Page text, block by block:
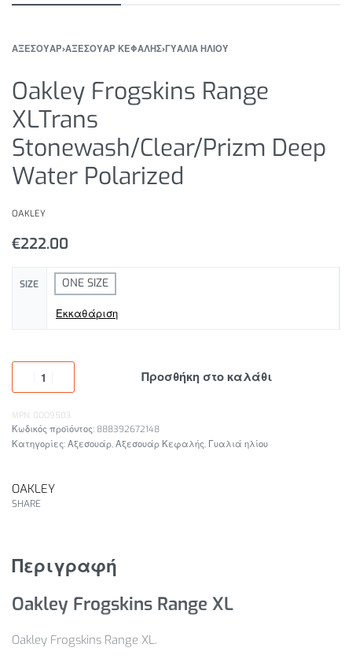
ΑΞΕΣΟΥΑΡ›ΑΞΕΣΟΥΑΡ ΚΕΦΑΛΗΣ›ΓΥΑΛΙΑ ΗΛΙΟΥ
Oakley Frogskins Range
XLTrans
Stonewash/Clear/Prizm Deep
Water Polarized
OAKLEY
€222.00
SIZE ONE SIZE
Εκκαθάριση
Προσθήκη στο καλάθι
MPN: 0OO9503
888392672148
Κατηγορίες: Αξεσουάρ, Αξεσουάρ Κεφαλής, Γυαλιά ηλίου
OAKLEY
SHARE
Περιγραφή
Oakley Frogskins Range XL
Oakley Frogskins Range XL.